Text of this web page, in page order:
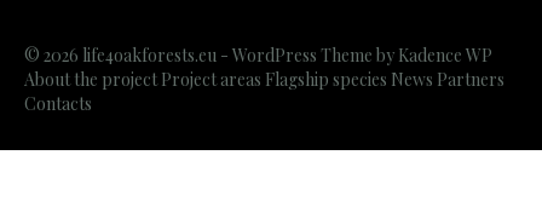
© 2026 life4oakforests.eu - WordPress Theme by Kadence WP
About the project Project areas Flagship species News Partners
Contacts